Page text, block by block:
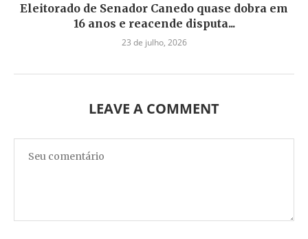
Eleitorado de Senador Canedo quase dobra em
16 anos e reacende disputa...
23 de julho, 2026
LEAVE A COMMENT